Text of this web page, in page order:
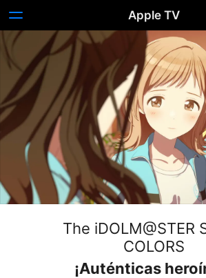
Apple TV
The iDOLM@STER
COLORS
¡Auténticas